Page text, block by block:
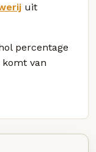
uit
percentage
komt van